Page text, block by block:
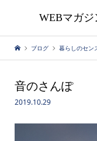
WEBマガジ
ブログ 暮らしのセン
音のさんぽ
2019.10.29